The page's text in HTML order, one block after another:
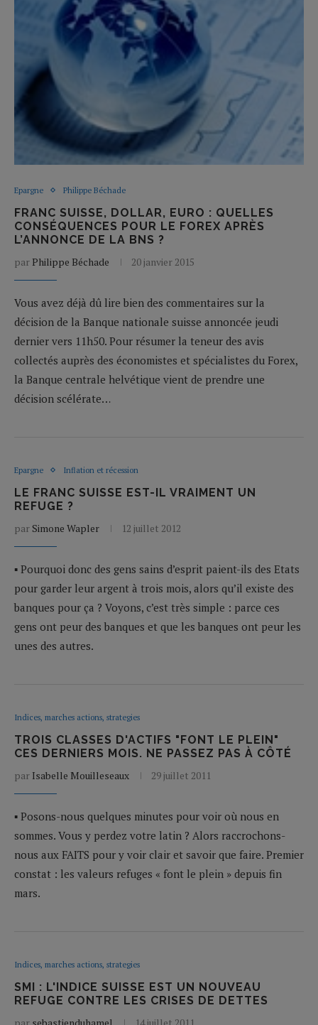
Epargne Philippe Béchade
FRANC SUISSE, DOLLAR, EURO : QUELLES
CONSÉQUENCES POUR LE FOREX APRÈS
L’ANNONCE DE LA BNS ?
par Philippe Béchade 20 janvier 2015
Vous avez déjà dû lire bien des commentaires sur la
décision de la Banque nationale suisse annoncée jeudi
dernier vers 11h50. Pour résumer la teneur des avis
collectés auprès des économistes et spécialistes du Forex,
la Banque centrale helvétique vient de prendre une
décision scélérate…
Epargne Inflation et récession
LE FRANC SUISSE EST-IL VRAIMENT UN
REFUGE ?
par Simone Wapler 12 juillet 2012
▪ Pourquoi donc des gens sains d’esprit paient-ils des Etats
pour garder leur argent à trois mois, alors qu’il existe des
banques pour ça ? Voyons, c’est très simple : parce ces
gens ont peur des banques et que les banques ont peur les
unes des autres.
Indices, marches actions, strategies
TROIS CLASSES D'ACTIFS "FONT LE PLEIN"
CES DERNIERS MOIS. NE PASSEZ PAS À CÔTÉ
par Isabelle Mouilleseaux 29 juillet 2011
▪ Posons-nous quelques minutes pour voir où nous en
sommes. Vous y perdez votre latin ? Alors raccrochons-
nous aux FAITS pour y voir clair et savoir que faire. Premier
constat : les valeurs refuges « font le plein » depuis fin
mars.
Indices, marches actions, strategies
SMI : L'INDICE SUISSE EST UN NOUVEAU
REFUGE CONTRE LES CRISES DE DETTES